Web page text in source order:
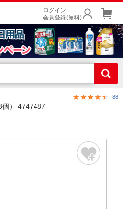
ログイン
会員登録(無料)
88
個） 4747487